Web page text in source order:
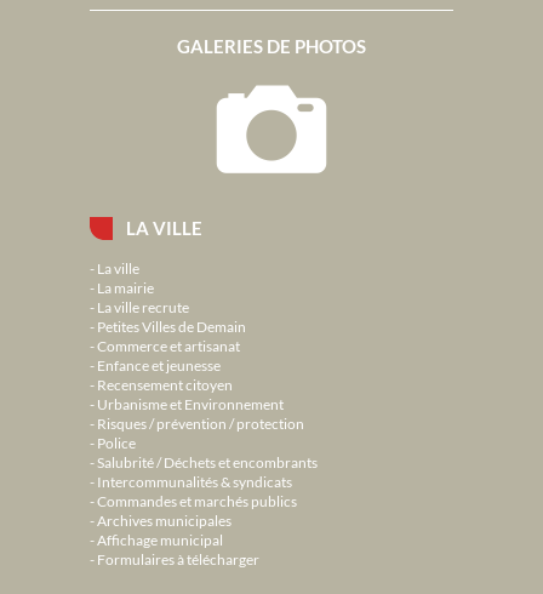
LA VILLE
La ville
La mairie
La ville recrute
Petites Villes de Demain
Commerce et artisanat
Enfance et jeunesse
Recensement citoyen
Urbanisme et Environnement
Risques / prévention / protection
Police
Salubrité / Déchets et encombrants
Intercommunalités & syndicats
Commandes et marchés publics
Archives municipales
Affichage municipal
Formulaires à télécharger
GALERIES DE PHOTOS